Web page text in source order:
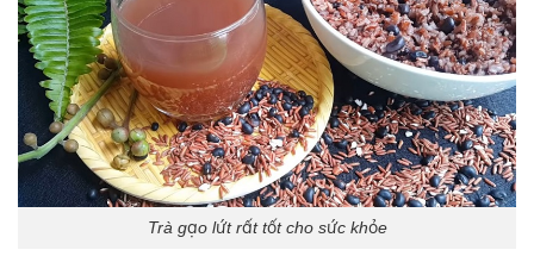
Trà gạo lứt rất tốt cho sức khỏe